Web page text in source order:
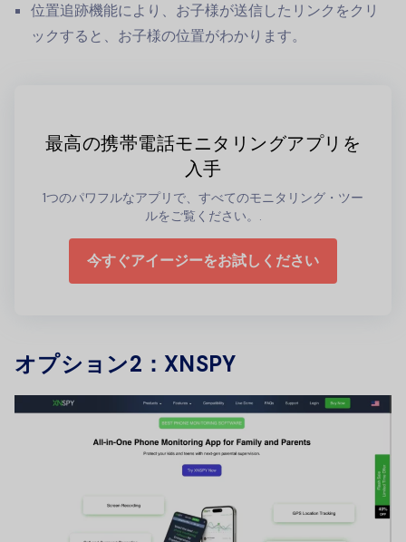
位置追跡機能により、お子様が送信したリンクをクリ
ックすると、お子様の位置がわかります。
最高の携帯電話モニタリングアプリを
入手
1つのパワフルなアプリで、すべてのモニタリング・ツー
ルをご覧ください。.
今すぐアイージーをお試しください
オプション2：XNSPY